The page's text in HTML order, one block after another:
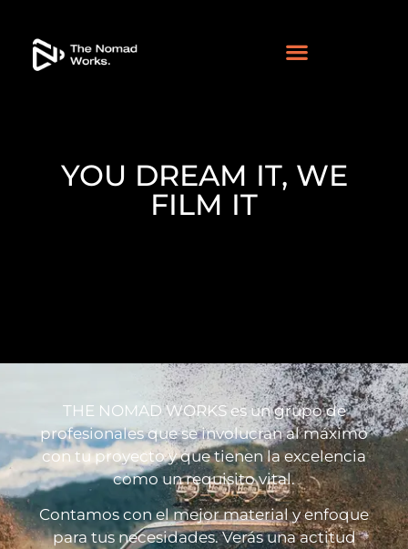
YOU DREAM IT, WE
FILM IT
THE NOMAD WORKS es un grupo de
profesionales que se involucran al máximo
con tu proyecto y que tienen la excelencia
como un requisito vital.
Contamos con el mejor material y enfoque
para tus necesidades. Verás una actitud